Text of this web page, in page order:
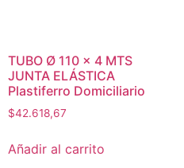
TUBO Ø 110 x 4 MTS
JUNTA ELÁSTICA
Plastiferro Domiciliario
$42.618,67
Añadir al carrito